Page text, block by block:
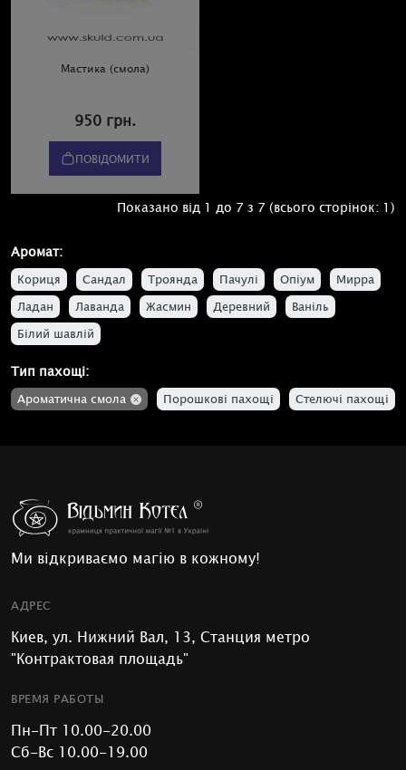
Мастика (смола)
950 грн.
ПОВІДОМИТИ
Показано від 1 до 7 з 7 (всього сторінок: 1)
Аромат:
Кориця Сандал Троянда Пачулі Опіум
Мирра
Ладан
Лаванда Жасмин Деревний
Ваніль
Білий шавлій
Тип пахощі:
Ароматична смола Порошкові пахощі Стелючі пахощі
Ми відкриваємо магію в кожному!
АДРЕС
Киев, ул. Нижний Вал, 13, Станция метро
"Контрактовая площадь"
ВРЕМЯ РАБОТЫ
Пн-Пт 10.00-20.00
Сб-Вс 10.00-19.00